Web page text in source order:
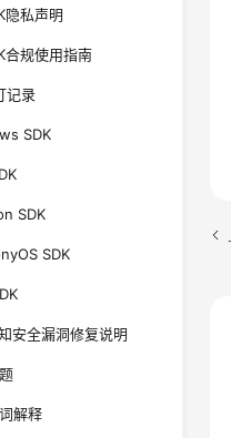
隐私声明
合规使用指南
记录
SDK
SDK
SDK
安全漏洞修复说明
解释